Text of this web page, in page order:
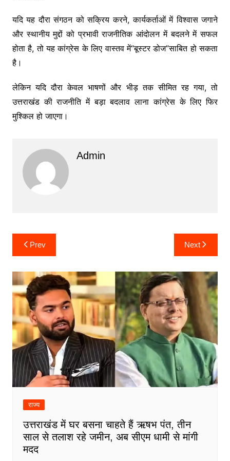
यदि यह दौरा संगठन को सक्रिय करने, कार्यकर्ताओं में विश्वास जगाने
और स्थानीय मुद्दों को प्रभावी राजनीतिक आंदोलन में बदलने में सफल
होता है, तो यह कांग्रेस के लिए वास्तव में“बूस्टर डोज”साबित हो सकता
है।
लेकिन यदि दौरा केवल भाषणों और भीड़ तक सीमित रह गया, तो
उत्तराखंड की राजनीति में बड़ा बदलाव लाना कांग्रेस के लिए फिर
मुश्किल हो जाएगा।
Admin
Post
navigation
Prev Next
राज्य
उत्तराखंड में घर बसना चाहते हैं ऋषभ पंत, तीन
साल से तलाश रहे जमीन, अब सीएम धामी से मांगी
मदद